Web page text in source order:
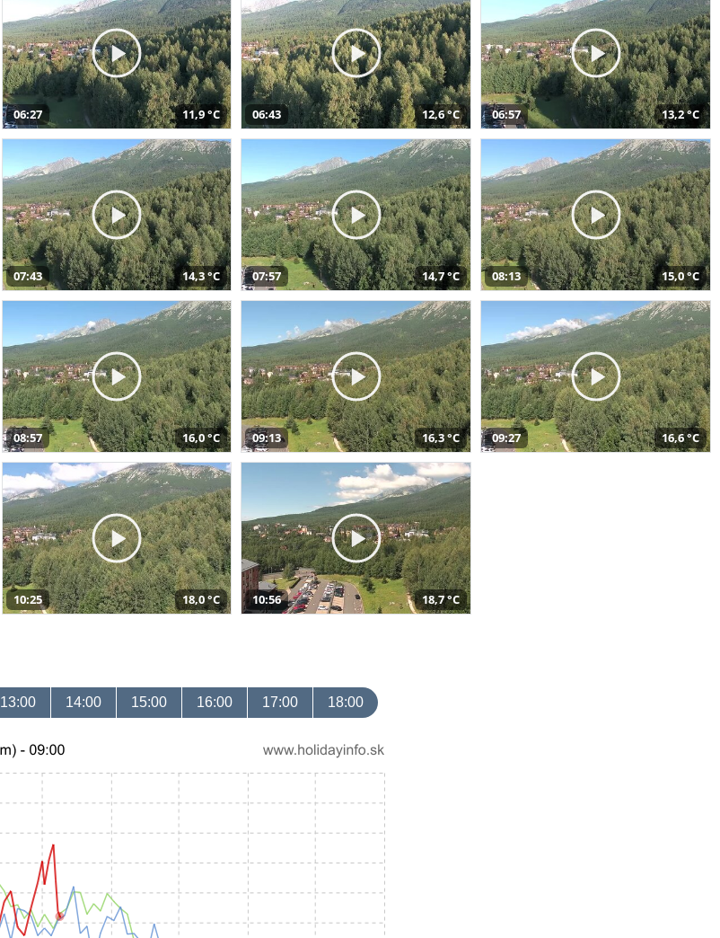
06:27 11,9 °C 06:43 12,6 °C 06:57 13,2 °C
07:43 14,3 °C 07:57 14,7 °C 08:13 15,0 °C
08:57 16,0 °C 09:13 16,3 °C 09:27 16,6 °C
10:25 18,0 °C 10:56 18,7 °C
13:00 14:00 15:00 16:00 17:00 18:00